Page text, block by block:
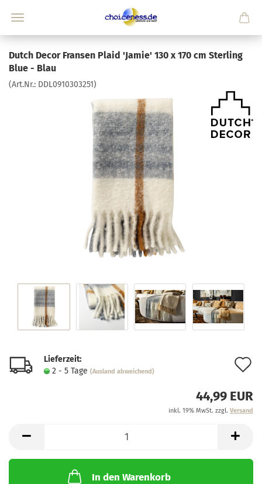
Dutch Decor Fransen Plaid 'Jamie' 130 x 170 cm Sterling
Blue - Blau
(Art.Nr.: DDL0910303251)
Lieferzeit:
2 - 5 Tage (Ausland abweichend)
44,99 EUR
inkl. 19% MwSt. zzgl. Versand
In den Warenkorb